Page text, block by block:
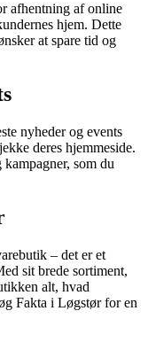
afhentning af online
hjem. Dette
at spare tid og
nyheder og events
deres hjemmeside.
som du
– det er et
sit brede sortiment,
alt, hvad
Fakta i Løgstør for en